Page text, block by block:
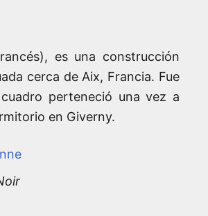
es una construcción
cerca de Aix, Francia. Fue
perteneció una vez a
en Giverny.